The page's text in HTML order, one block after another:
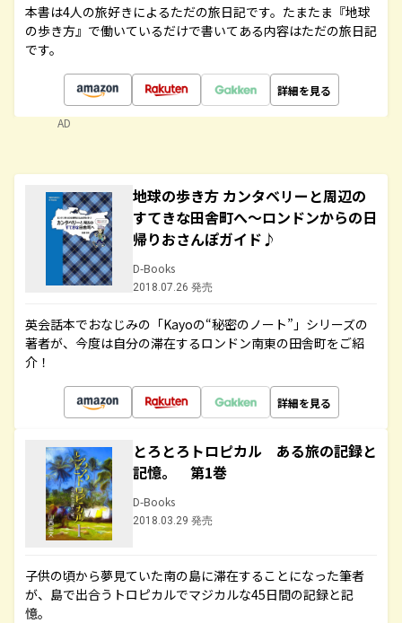
本書は4人の旅好きによるただの旅日記です。たまたま『地球
の歩き方』で働いているだけで書いてある内容はただの旅日記
です。
詳細を見る
AD
地球の歩き方 カンタベリーと周辺の
すてきな田舎町へ～ロンドンからの日
帰りおさんぽガイド♪
D-Books
2018.07.26 発売
英会話本でおなじみの「Kayoの“秘密のノート”」シリーズの
著者が、今度は自分の滞在するロンドン南東の田舎町をご紹
介！
詳細を見る
とろとろトロピカル ある旅の記録と
記憶。 第1巻
D-Books
2018.03.29 発売
子供の頃から夢見ていた南の島に滞在することになった筆者
が、島で出合うトロピカルでマジカルな45日間の記録と記
憶。